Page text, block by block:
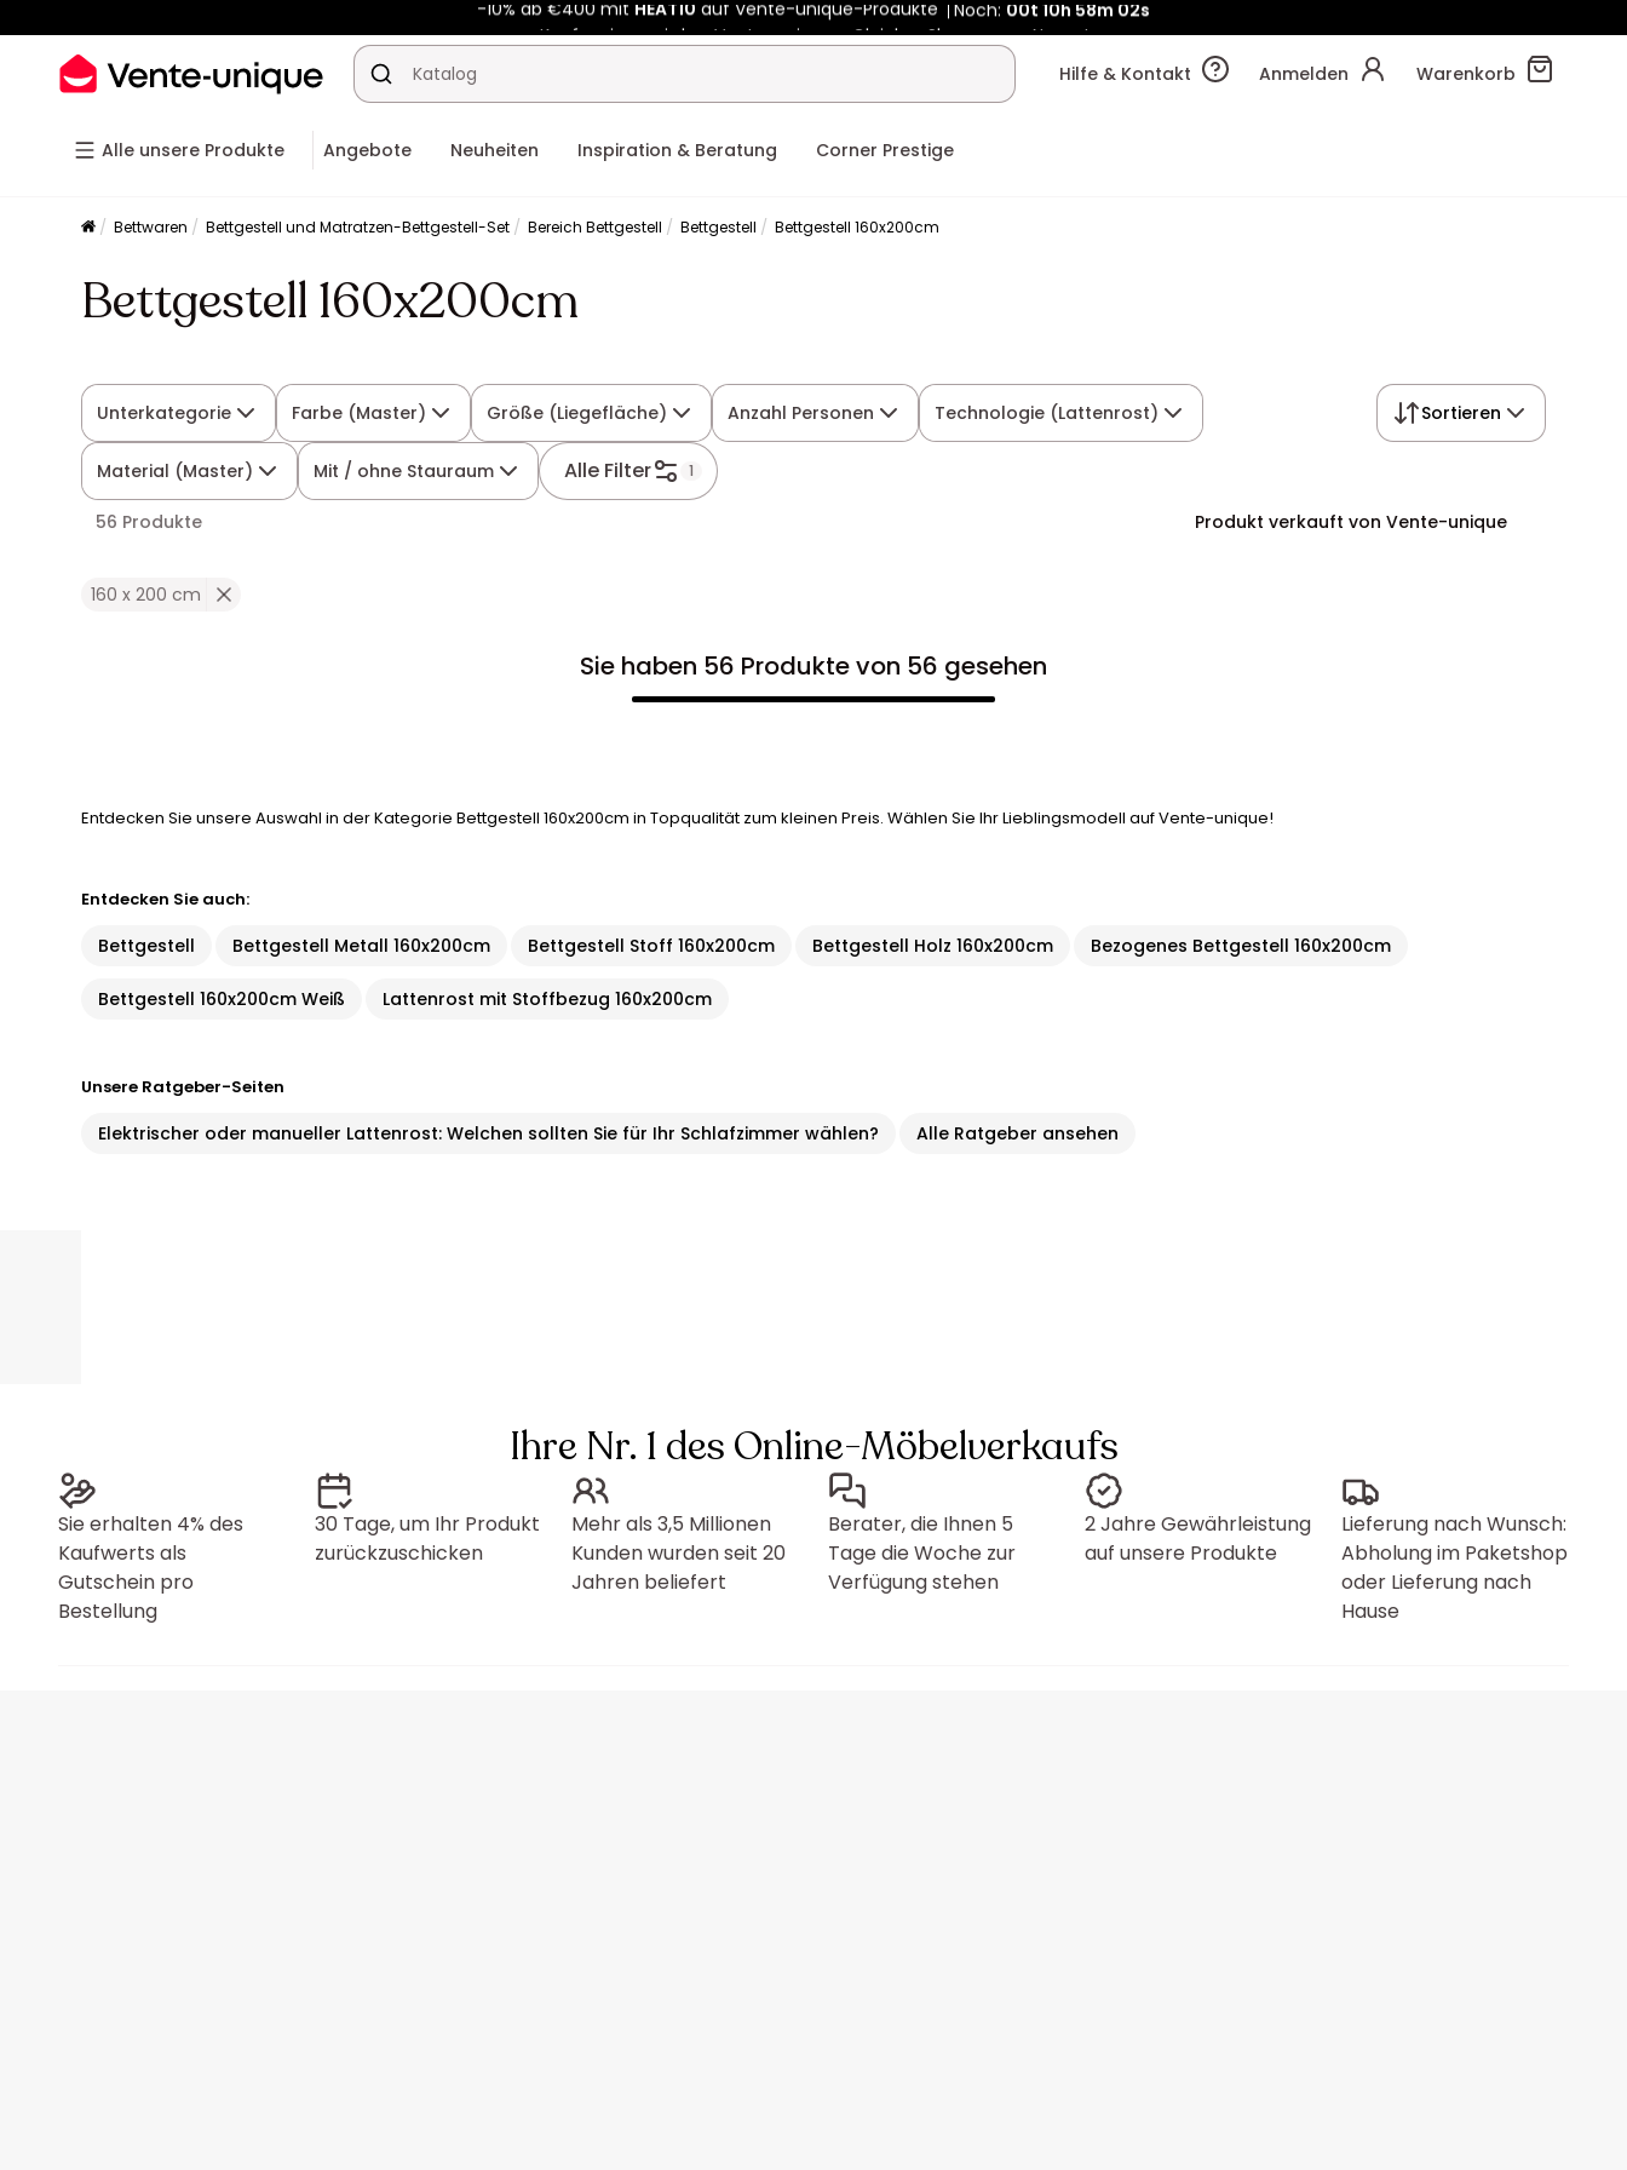
Kauf-unique wird zu Vente-unique - Gleicher Shop, neuer Name!
-10% ab €400 mitHEAT10auf Vente-unique-Produkte Noch:00t
Hilfe & Kontakt
Anmelden Warenkorb
Alle unsere Produkte Angebote Neuheiten Inspiration & Beratung Corner Prestige
Bettwaren Bettgestell und Matratzen-Bettgestell-Set Bereich Bettgestell Bettgestell Bettgestell 160x200cm
Bettgestell 160x200cm
Unterkategorie Farbe (Master) Größe (Liegefläche) Anzahl Personen Technologie (Lattenrost)
Material (Master) Mit / ohne Stauraum Alle Filter 1
Sortieren
56 Produkte Produkt verkauft von Vente-unique
160 x 200 cm
Sie haben 56 Produkte von 56 gesehen
Entdecken Sie unsere Auswahl in der Kategorie Bettgestell 160x200cm in Topqualität zum kleinen Preis. Wählen Sie Ihr Lieblingsmodell auf Vente-unique!
Entdecken Sie auch:
Bettgestell Bettgestell Metall 160x200cm Bettgestell Stoff 160x200cm Bettgestell Holz 160x200cm Bezogenes Bettgestell 160x200cm
Bettgestell 160x200cm Weiß Lattenrost mit Stoffbezug 160x200cm
Unsere Ratgeber-Seiten
Elektrischer oder manueller Lattenrost: Welchen sollten Sie für Ihr Schlafzimmer wählen? Alle Ratgeber ansehen
Ihre Nr. 1 des Online-Möbelverkaufs
Sie erhalten 4% des
Kaufwerts als
Gutschein pro
Bestellung
30 Tage, um Ihr Produkt
zurückzuschicken
Mehr als 3,5 Millionen
Kunden wurden seit 20
Jahren beliefert
Berater, die Ihnen 5
Tage die Woche zur
Verfügung stehen
2 Jahre Gewährleistung
auf unsere Produkte
Lieferung nach Wunsch:
Abholung im Paketshop
oder Lieferung nach
Hause